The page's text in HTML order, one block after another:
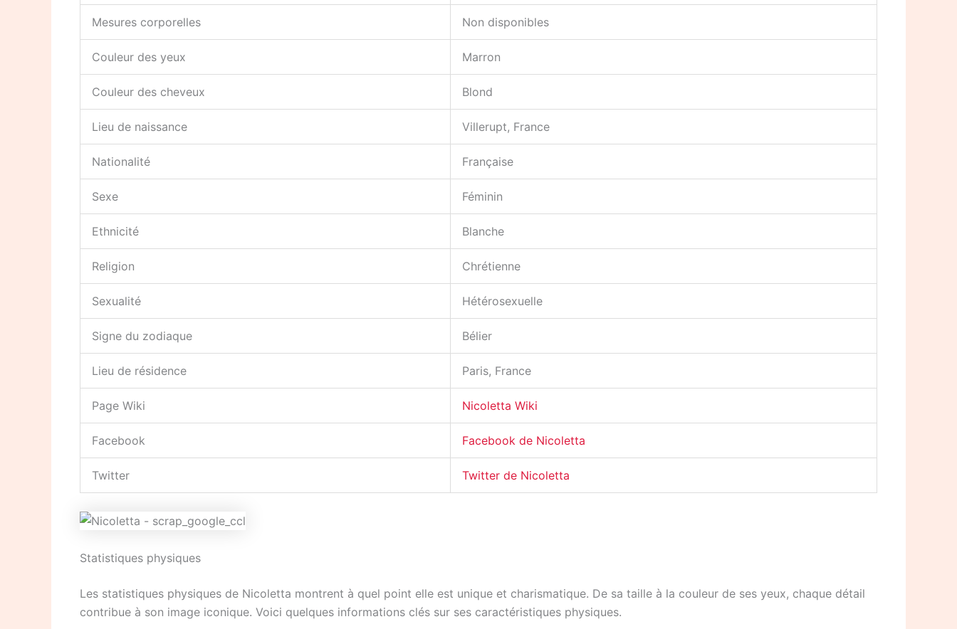
Mesures corporelles Non disponibles
Couleur des yeux Marron
Couleur des cheveux Blond
Lieu de naissance Villerupt, France
Nationalité Française
Sexe Féminin
Ethnicité Blanche
Religion Chrétienne
Sexualité Hétérosexuelle
Signe du zodiaque Bélier
Lieu de résidence Paris, France
Page Wiki Nicoletta Wiki
Facebook Facebook de Nicoletta
Twitter Twitter de Nicoletta
Statistiques physiques
Les statistiques physiques de Nicoletta montrent à quel point elle est unique et charismatique. De sa taille à la couleur de ses yeux, chaque détail
contribue à son image iconique. Voici quelques informations clés sur ses caractéristiques physiques.